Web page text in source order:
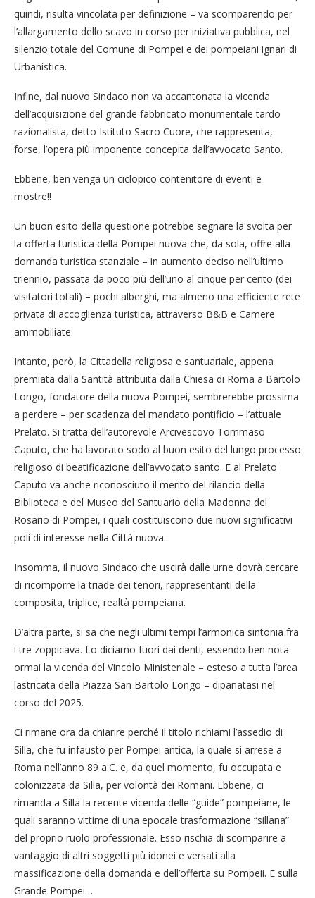
quindi, risulta vincolata per definizione – va scomparendo per
l’allargamento dello scavo in corso per iniziativa pubblica, nel
silenzio totale del Comune di Pompei e dei pompeiani ignari di
Urbanistica.
Infine, dal nuovo Sindaco non va accantonata la vicenda
dell’acquisizione del grande fabbricato monumentale tardo
razionalista, detto Istituto Sacro Cuore, che rappresenta,
forse, l’opera più imponente concepita dall’avvocato Santo.
Ebbene, ben venga un ciclopico contenitore di eventi e
mostre!!
Un buon esito della questione potrebbe segnare la svolta per
la offerta turistica della Pompei nuova che, da sola, offre alla
domanda turistica stanziale – in aumento deciso nell’ultimo
triennio, passata da poco più dell’uno al cinque per cento (dei
visitatori totali) – pochi alberghi, ma almeno una efficiente rete
privata di accoglienza turistica, attraverso B&B e Camere
ammobiliate.
Intanto, però, la Cittadella religiosa e santuariale, appena
premiata dalla Santità attribuita dalla Chiesa di Roma a Bartolo
Longo, fondatore della nuova Pompei, sembrerebbe prossima
a perdere – per scadenza del mandato pontificio – l’attuale
Prelato. Si tratta dell’autorevole Arcivescovo Tommaso
Caputo, che ha lavorato sodo al buon esito del lungo processo
religioso di beatificazione dell’avvocato santo. E al Prelato
Caputo va anche riconosciuto il merito del rilancio della
Biblioteca e del Museo del Santuario della Madonna del
Rosario di Pompei, i quali costituiscono due nuovi significativi
poli di interesse nella Città nuova.
Insomma, il nuovo Sindaco che uscirà dalle urne dovrà cercare
di ricomporre la triade dei tenori, rappresentanti della
composita, triplice, realtà pompeiana.
D’altra parte, si sa che negli ultimi tempi l’armonica sintonia fra
i tre zoppicava. Lo diciamo fuori dai denti, essendo ben nota
ormai la vicenda del Vincolo Ministeriale – esteso a tutta l’area
lastricata della Piazza San Bartolo Longo – dipanatasi nel
corso del 2025.
Ci rimane ora da chiarire perché il titolo richiami l’assedio di
Silla, che fu infausto per Pompei antica, la quale si arrese a
Roma nell’anno 89 a.C. e, da quel momento, fu occupata e
colonizzata da Silla, per volontà dei Romani. Ebbene, ci
rimanda a Silla la recente vicenda delle “guide” pompeiane, le
quali saranno vittime di una epocale trasformazione “sillana”
del proprio ruolo professionale. Esso rischia di scomparire a
vantaggio di altri soggetti più idonei e versati alla
massificazione della domanda e dell’offerta su Pompeii. E sulla
Grande Pompei…